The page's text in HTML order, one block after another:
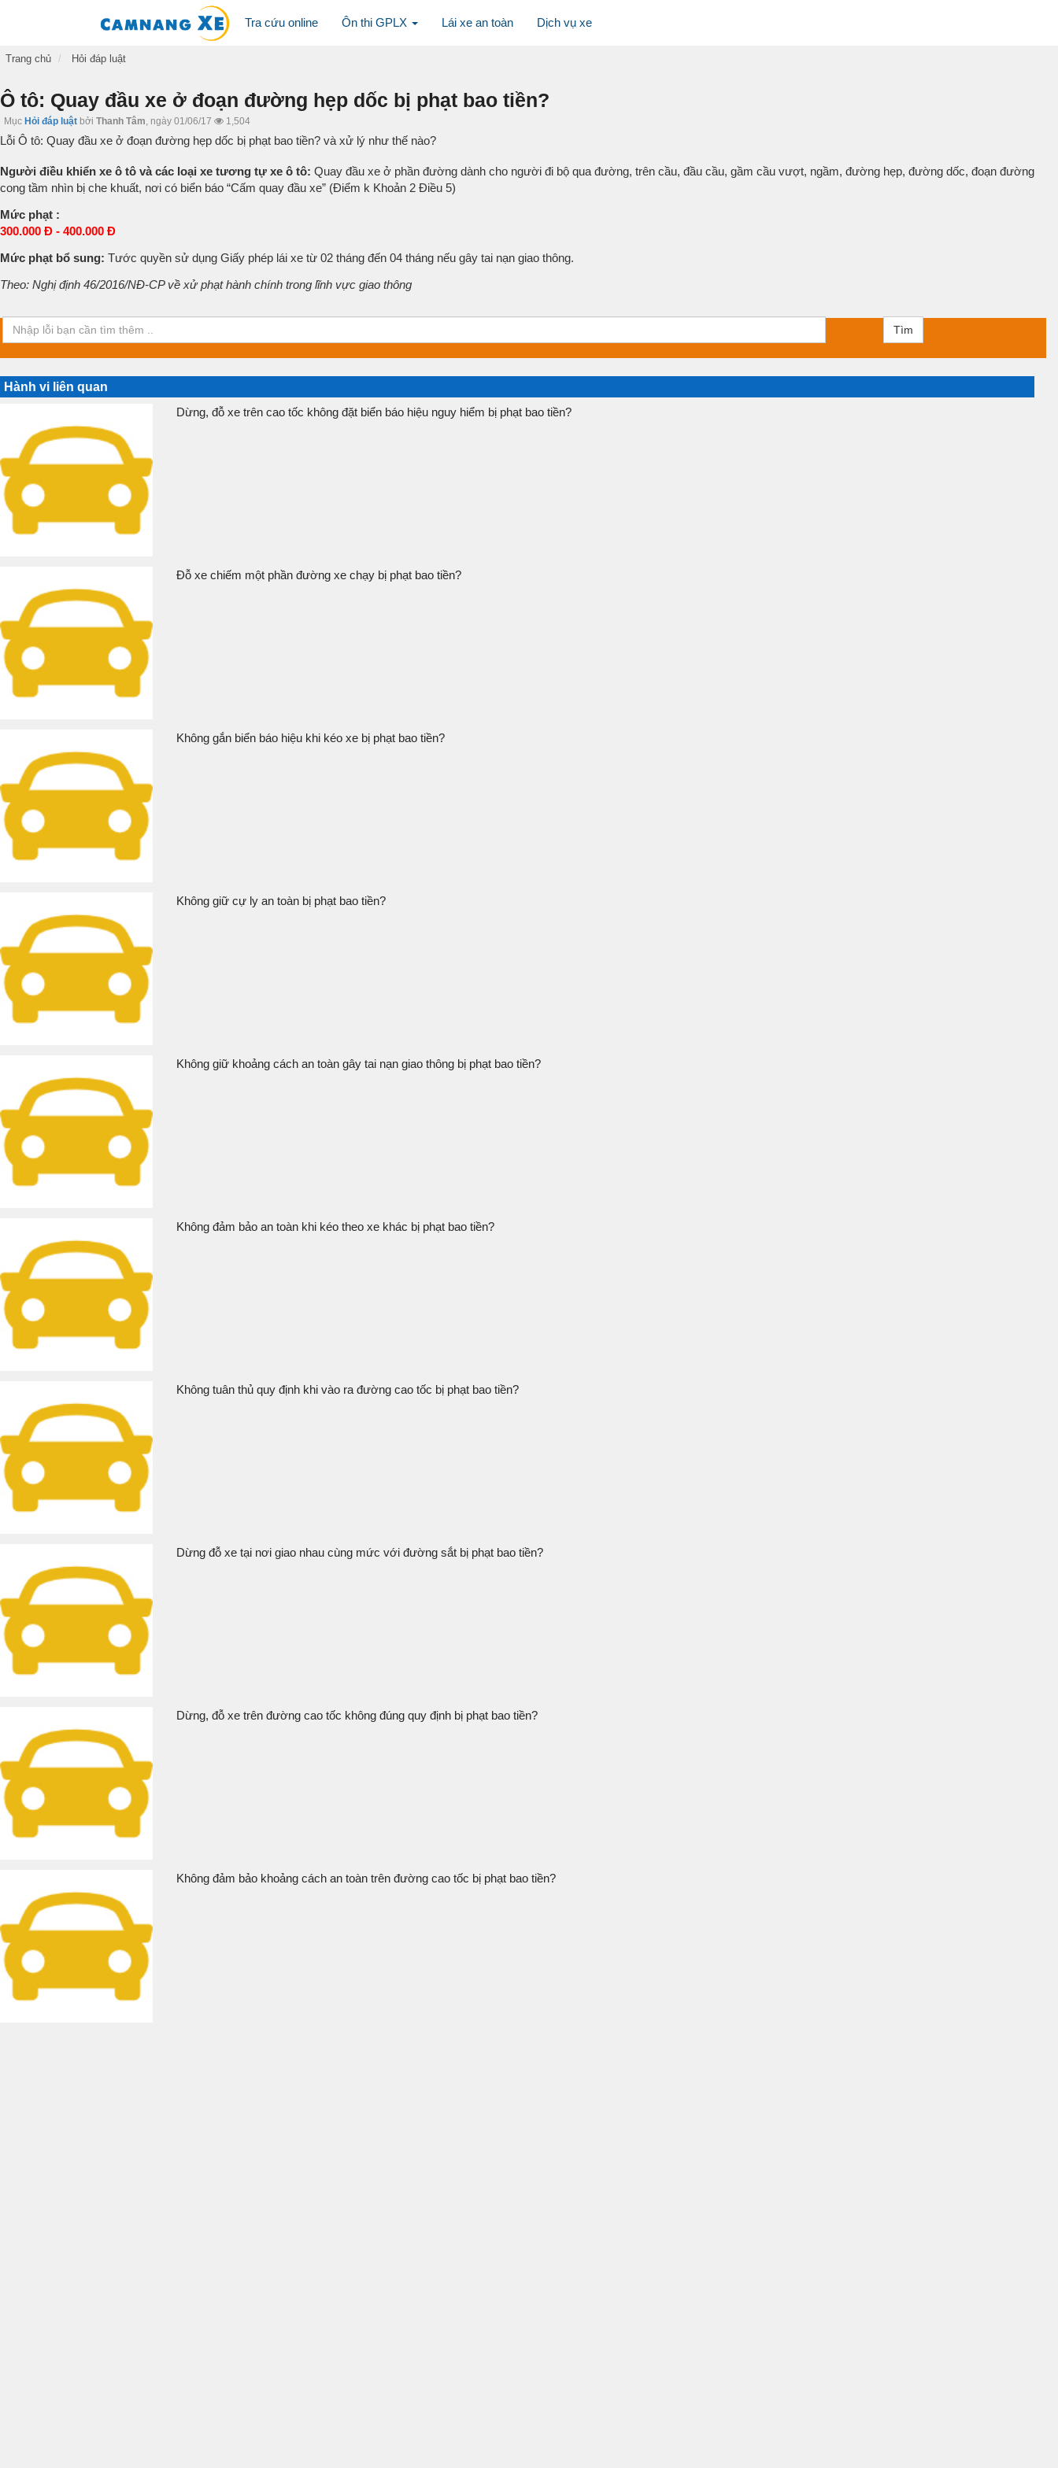
Tra cứu online Ôn thi GPLX Lái xe an toàn Dịch vụ xe
Trang chủ Hỏi đáp luật
Ô tô: Quay đầu xe ở đoạn đường hẹp dốc bị phạt bao tiền?
Mục Hỏi đáp luật bởi Thanh Tâm, ngày 01/06/17 1,504
Lỗi Ô tô: Quay đầu xe ở đoạn đường hẹp dốc bị phạt bao tiền? và xử lý như thế nào?
Người điều khiển xe ô tô và các loại xe tương tự xe ô tô: Quay đầu xe ở phần đường dành cho người đi bộ qua đường, trên cầu, đầu cầu, gầm cầu vượt, ngầm, đường hẹp, đường dốc, đoạn đường
cong tầm nhìn bị che khuất, nơi có biển báo “Cấm quay đầu xe” (Điểm k Khoản 2 Điều 5)
Mức phạt :
300.000 Đ - 400.000 Đ
Mức phạt bổ sung: Tước quyền sử dụng Giấy phép lái xe từ 02 tháng đến 04 tháng nếu gây tai nạn giao thông.
Theo: Nghị định 46/2016/NĐ-CP về xử phạt hành chính trong lĩnh vực giao thông
Tìm
Hành vi liên quan
Dừng, đỗ xe trên cao tốc không đặt biển báo hiệu nguy hiểm bị phạt bao tiền?
Đỗ xe chiếm một phần đường xe chạy bị phạt bao tiền?
Không gắn biển báo hiệu khi kéo xe bị phạt bao tiền?
Không giữ cự ly an toàn bị phạt bao tiền?
Không giữ khoảng cách an toàn gây tai nạn giao thông bị phạt bao tiền?
Không đảm bảo an toàn khi kéo theo xe khác bị phạt bao tiền?
Không tuân thủ quy định khi vào ra đường cao tốc bị phạt bao tiền?
Dừng đỗ xe tại nơi giao nhau cùng mức với đường sắt bị phạt bao tiền?
Dừng, đỗ xe trên đường cao tốc không đúng quy định bị phạt bao tiền?
Không đảm bảo khoảng cách an toàn trên đường cao tốc bị phạt bao tiền?